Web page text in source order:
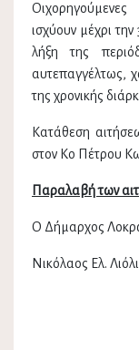
ισχύουν μέχρι την
λήξη της
αυτεπαγγέλτως,
της χρονικής
Κατάθεση
στον Κο Πέτρου
Παραλαβή των
O Δήμαρχος
Νικόλαος Ελ.